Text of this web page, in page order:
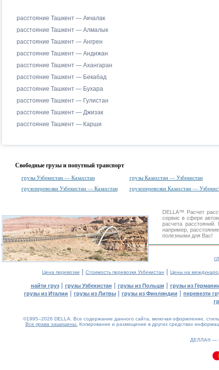
расстояние Ташкент — Акчалак
расстояние Ташкент — Алмалык
расстояние Ташкент — Ангрен
расстояние Ташкент — Андижан
расстояние Ташкент — Ахангаран
расстояние Ташкент — Бекабад
расстояние Ташкент — Бухара
расстояние Ташкент — Гулистан
расстояние Ташкент — Джизак
расстояние Ташкент — Карши
Свободные грузы и попутный транспорт
грузы Узбекистан — Казахстан
грузы Казахстан — Узбекистан
грузоперевозки Узбекистан — Казахстан
грузоперевозки Казахстан —
DELLA™ Расчет
сервис в сфере
расчета
например,
полезными для Вас!
Цена перевозки | Стоимость перевозки Узбекистан | Цены на
найти груз| грузы Узбекистан | грузы из Польши | грузы из
грузы из Италии | грузы из Литвы | грузы из Финляндии | перевезти
©1995–2026 DELLA. Все содержание данного сайта, включая оформление,
Все права защищены. Копирование и размещение в других средствах
ДЕЛЛА® —